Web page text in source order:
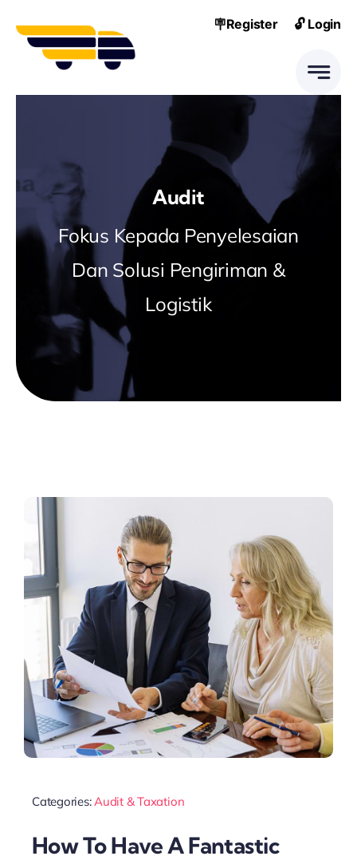
content
🪧Register 🔓 Login
Audit
Fokus Kepada Penyelesaian
Dan Solusi Pengiriman &
Logistik
Categories:Audit & Taxation
How To Have A Fantastic